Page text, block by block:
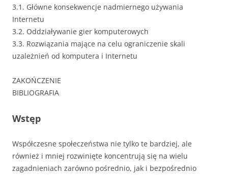
3.1. Główne konsekwencje nadmiernego używania
Internetu
3.2. Oddziaływanie gier komputerowych
3.3. Rozwiązania mające na celu ograniczenie skali
uzależnień od komputera i Internetu
ZAKOŃCZENIE
BIBLIOGRAFIA
Wstęp
Współczesne społeczeństwa nie tylko te bardziej, ale
również i mniej rozwinięte koncentrują się na wielu
zagadnieniach zarówno pośrednio, jak i bezpośrednio